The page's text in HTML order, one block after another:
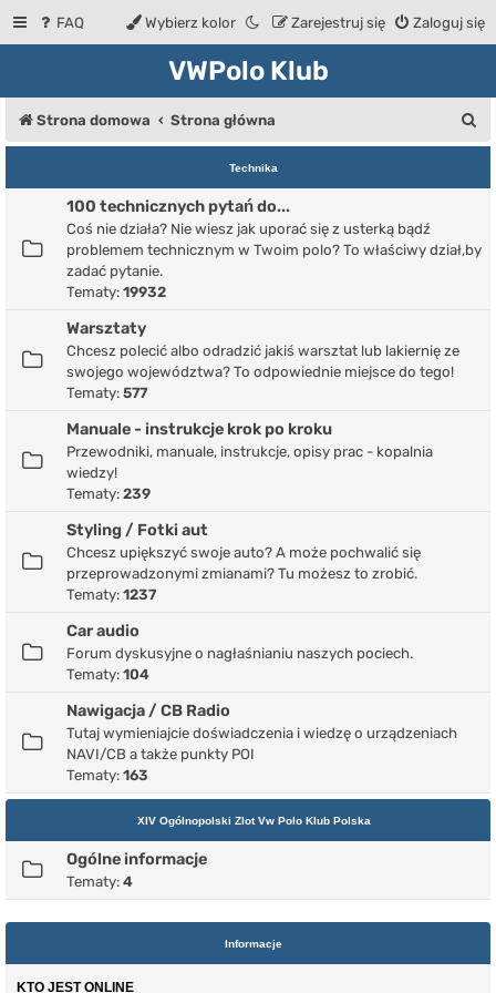
FAQ Zaloguj się
Zarejestruj się
Wybierz kolor
VWPolo Klub
Strona domowa Strona główna
z
a
Technika
100 technicznych pytań do...
Coś nie działa? Nie wiesz jak uporać się z usterką bądź
problemem technicznym w Twoim polo? To właściwy dział,by
zadać pytanie.
Tematy: 19932
Warsztaty
Chcesz polecić albo odradzić jakiś warsztat lub lakiernię ze
swojego województwa? To odpowiednie miejsce do tego!
Tematy: 577
Manuale - instrukcje krok po kroku
Przewodniki, manuale, instrukcje, opisy prac - kopalnia
wiedzy!
Tematy: 239
Styling / Fotki aut
Chcesz upiększyć swoje auto? A może pochwalić się
przeprowadzonymi zmianami? Tu możesz to zrobić.
Tematy: 1237
Car audio
Forum dyskusyjne o nagłaśnianiu naszych pociech.
Tematy: 104
Nawigacja / CB Radio
Tutaj wymieniajcie doświadczenia i wiedzę o urządzeniach
NAVI/CB a także punkty POI
Tematy: 163
XIV Ogólnopolski Zlot Vw Polo Klub Polska
Ogólne informacje
Tematy: 4
Informacje
KTO JEST ONLINE